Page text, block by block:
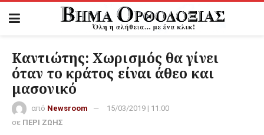
Καντιώτης: Χωρισμός θα γίνει
όταν το κράτος είναι άθεο και
μασονικό
από Newsroom
15/03/2019 | 11:00
σε ΠΕΡΙ ΖΩΗΣ